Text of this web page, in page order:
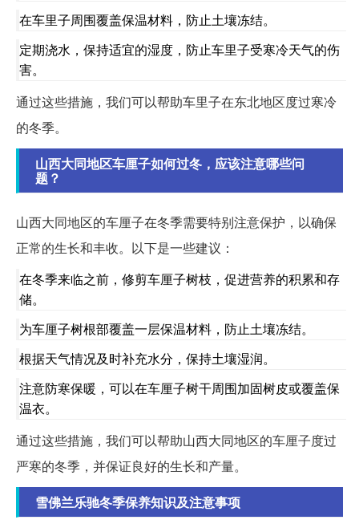
在车里子周围覆盖保温材料，防止土壤冻结。
定期浇水，保持适宜的湿度，防止车里子受寒冷天气的伤
害。
通过这些措施，我们可以帮助车里子在东北地区度过寒冷
的冬季。
山西大同地区车厘子如何过冬，应该注意哪些问
题？
山西大同地区的车厘子在冬季需要特别注意保护，以确保
正常的生长和丰收。以下是一些建议：
在冬季来临之前，修剪车厘子树枝，促进营养的积累和存
储。
为车厘子树根部覆盖一层保温材料，防止土壤冻结。
根据天气情况及时补充水分，保持土壤湿润。
注意防寒保暖，可以在车厘子树干周围加固树皮或覆盖保
温衣。
通过这些措施，我们可以帮助山西大同地区的车厘子度过
严寒的冬季，并保证良好的生长和产量。
雪佛兰乐驰冬季保养知识及注意事项